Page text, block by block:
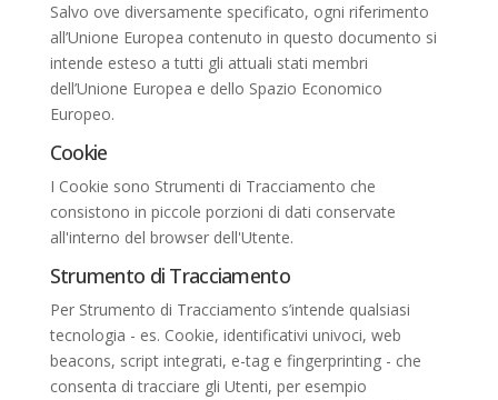
Salvo ove diversamente specificato, ogni riferimento
all’Unione Europea contenuto in questo documento si
intende esteso a tutti gli attuali stati membri
dell’Unione Europea e dello Spazio Economico
Europeo.
Cookie
I Cookie sono Strumenti di Tracciamento che
consistono in piccole porzioni di dati conservate
all'interno del browser dell'Utente.
Strumento di Tracciamento
Per Strumento di Tracciamento s’intende qualsiasi
tecnologia - es. Cookie, identificativi univoci, web
beacons, script integrati, e-tag e fingerprinting - che
consenta di tracciare gli Utenti, per esempio